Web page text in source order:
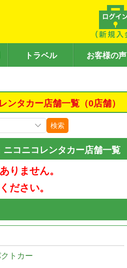
トラベル お客様の声
ンタカー店舗一覧（0店舗）
検索
コニコレンタカー店舗一覧
りません。
ださい。
トカー